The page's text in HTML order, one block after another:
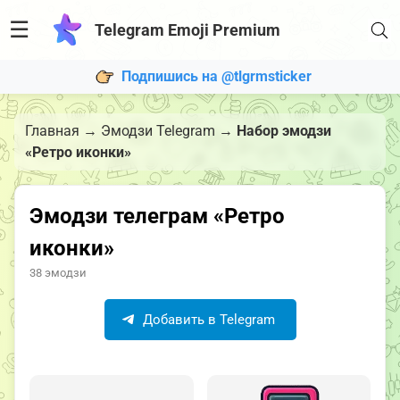
☰ Telegram Emoji Premium
Подпишись на @tlgrmsticker
Главная → Эмодзи Telegram → Набор эмодзи
«Ретро иконки»
Эмодзи телеграм «Ретро
иконки»
38 эмодзи
Добавить в Telegram